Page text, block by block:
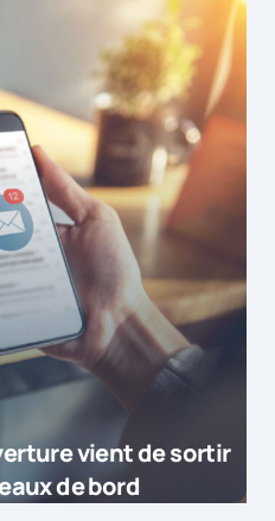
vient de sortir
de bord